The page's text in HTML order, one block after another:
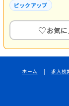
ピックアップ
♡お気
ホーム 求人検